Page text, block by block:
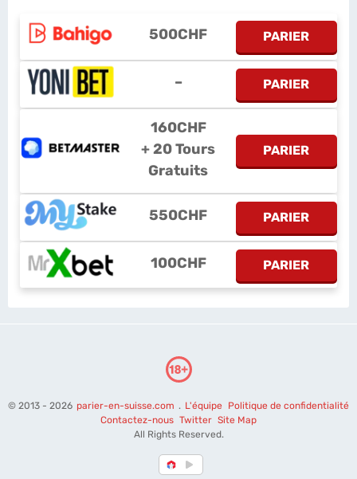
500CHF PARIER
– PARIER
160CHF
+ 20 Tours
Gratuits
PARIER
550CHF PARIER
100CHF PARIER
© 2013 - 2026 parier-en-suisse.com . L'équipe Politique de confidentialité
Contactez-nous Twitter Site Map
All Rights Reserved.